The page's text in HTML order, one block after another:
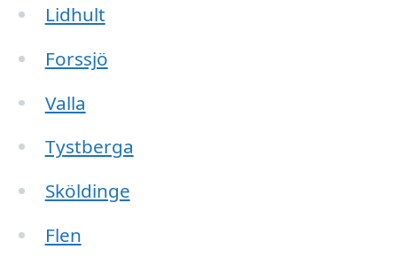
Lidhult
Forssjö
Valla
Tystberga
Sköldinge
Flen